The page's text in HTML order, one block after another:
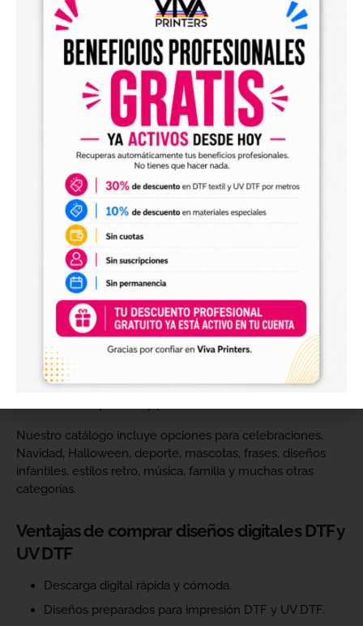
el archivo en tu programa de impresión y producirlo con tu
maquinaria DTF.
Diseños digitales para impresión UV DTF
También encontrarás diseños digitales para UV DTF
perfectos para personalizar vasos, botellas, termos, cajas,
envases, artículos promocionales y otras superficies rígidas
Estos diseños permiten incorporar nuevas opciones a tu
catálogo de personalización de objetos y preparar
producciones propias utilizando tu impresora UV DTF o tu
proveedor habitual de impresión.
Archivos digitales para negocios de
personalización
Comprar diseños digitales es una solución práctica para
profesionales que quieren ahorrar tiempo, renovar su
catálogo y ofrecer más variedad de productos a sus
clientes. Podrás escoger diseños de diferentes estilos,
Nuestro catálogo incluye opciones para celebraciones,
Navidad, Halloween, deporte, mascotas, frases, diseños
infantiles, estilos retro, música, familia y muchas otras
categorías.
Ventajas de comprar diseños digitales DTF y
UV DTF
Descarga digital rápida y cómoda.
Diseños preparados para impresión DTF y UV DTF.